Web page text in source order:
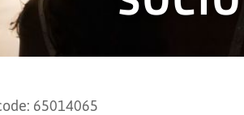
65014065